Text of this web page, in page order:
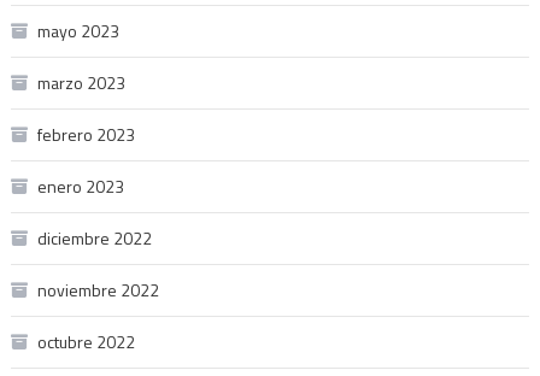
mayo 2023
marzo 2023
febrero 2023
enero 2023
diciembre 2022
noviembre 2022
octubre 2022